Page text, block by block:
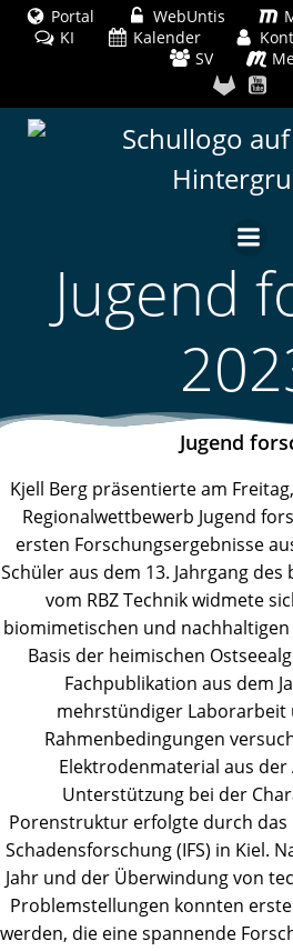
Zum
Portal WebUntis
KI
Kalender
SV
Jugend
Jugend
Kjell Berg präsentierte am
Regionalwettbewerb Jugend
ersten Forschungsergebnisse
Schüler aus dem 13. Jahrgang
vom RBZ Technik widmete
biomimetischen und
Basis der heimischen
Fachpublikation aus dem
mehrstündiger Laborarbeit
Rahmenbedingungen
Elektrodenmaterial aus der
Unterstützung bei der
Porenstruktur erfolgte durch
Schadensforschung (IFS) in Kiel.
Jahr und der Überwindung von
Problemstellungen konnten
werden, die eine spannende